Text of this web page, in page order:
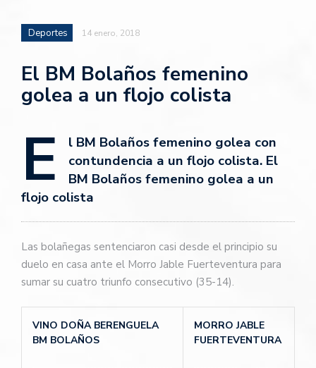
Deportes 14 enero, 2018
El BM Bolaños femenino
golea a un flojo colista
E
l BM Bolaños femenino golea con
contundencia a un flojo colista. El
BM Bolaños femenino golea a un
flojo colista
Las bolañegas sentenciaron casi desde el principio su
duelo en casa ante el Morro Jable Fuerteventura para
sumar su cuatro triunfo consecutivo (35-14).
VINO DOÑA BERENGUELA
BM BOLAÑOS
MORRO JABLE
FUERTEVENTURA